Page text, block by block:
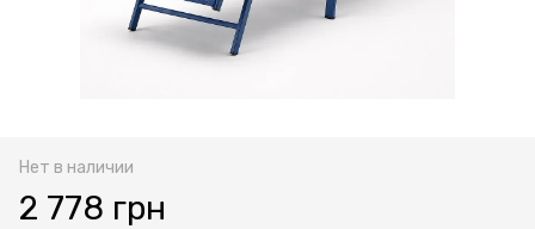
Нет в наличии
2 778 грн